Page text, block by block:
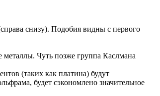
снизу). Подобия видны с первого
металлы. Чуть позже группа Каслмана
(таких как платина) будут
будет сэкономлено значительное